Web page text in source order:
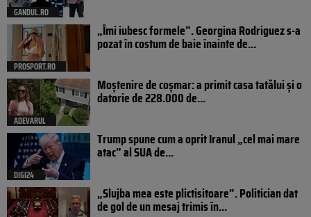
GANDUL.RO
PROSPORT.RO
„Îmi iubesc formele”. Georgina Rodriguez s-a
pozat în costum de baie înainte de...
ADEVARUL
Moștenire de coșmar: a primit casa tatălui și o
datorie de 228.000 de...
DIGI24
Trump spune cum a oprit Iranul „cel mai mare
atac” al SUA de...
„Slujba mea este plictisitoare”. Politician dat
de gol de un mesaj trimis în...